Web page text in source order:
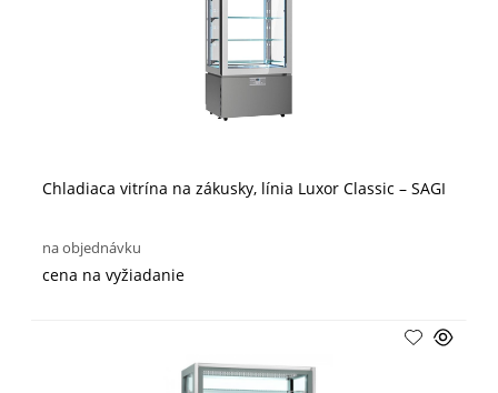
Chladiaca vitrína na zákusky, línia Luxor Classic – SAGI
na objednávku
cena na vyžiadanie